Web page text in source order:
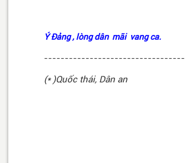
Ý Đảng , lòng dân mãi vang ca.
----------------------------------
(* )Quốc thái, Dân an